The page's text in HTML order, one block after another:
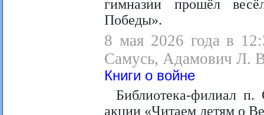
гимназии прошёл
Победы».
8 мая 2026 года в
Самусь, Адамович Л.
Книги о войне
Библиотека-филиал
акции «Читаем детям о